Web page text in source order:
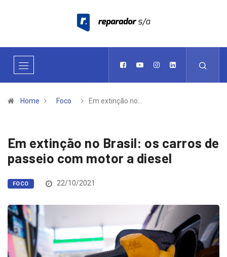
Home Foco Em extinção no…
Em extinção no Brasil: os carros de
passeio com motor a diesel
FOCO 22/10/2021